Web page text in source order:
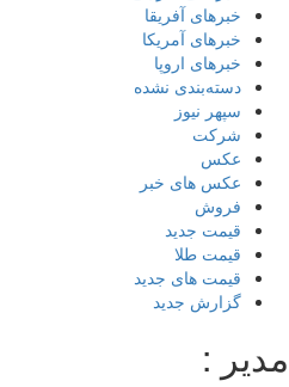
خبرهای آفریقا
خبرهای آمریکا
خبرهای اروپا
دسته‌بندی نشده
سپهر نیوز
شرکت
عکس
عکس های خبر
فروش
قیمت جدید
قیمت طلا
قیمت های جدید
گزارش جدید
: